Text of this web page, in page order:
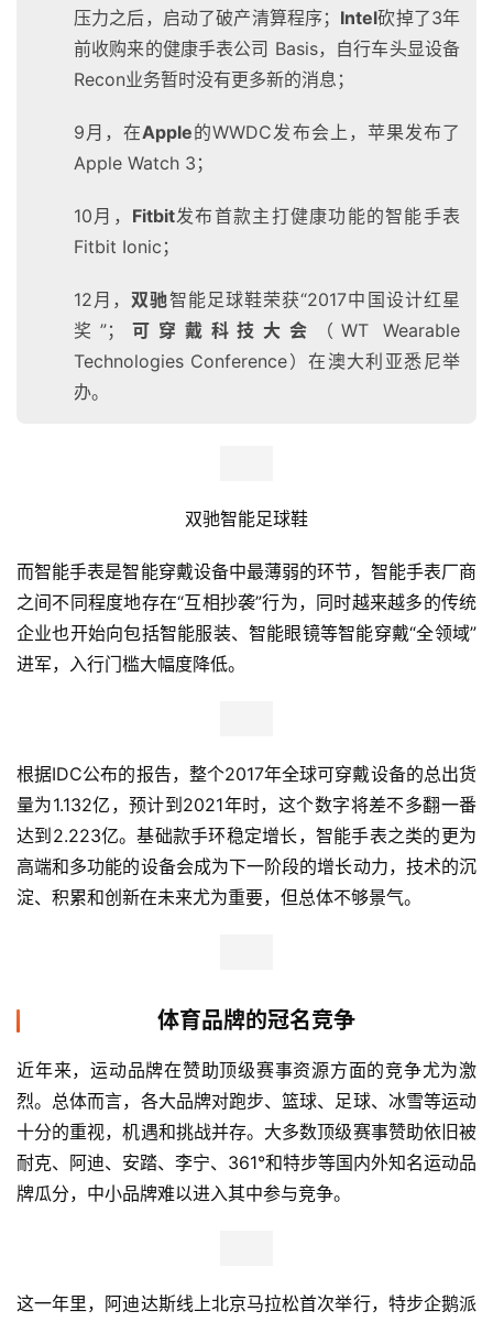
压力之后，启动了破产清算程序； Intel砍掉了3年
前收购来的健康手表公司 Basis，自行车头显设备
Recon业务暂时没有更多新的消息；
9月，在Apple的WWDC发布会上，苹果发布了
Apple Watch 3；
10月， Fitbit发布首款主打健康功能的智能手表
Fitbit Ionic；
12月， 双驰智能足球鞋荣获“2017中国设计红星
奖”；
可穿戴科技大会 （WT Wearable
Technologies Conference）在澳大利亚悉尼举
办。
双驰智能足球鞋
而智能手表是智能穿戴设备中最薄弱的环节，智能手表厂商
之间不同程度地存在“互相抄袭”行为，同时越来越多的传统
企业也开始向包括智能服装、智能眼镜等智能穿戴“全领域”
进军，入行门槛大幅度降低。
根据IDC公布的报告，整个2017年全球可穿戴设备的总出货
量为1.132亿，预计到2021年时，这个数字将差不多翻一番
达到2.223亿。基础款手环稳定增长，智能手表之类的更为
高端和多功能的设备会成为下一阶段的增长动力，技术的沉
淀、积累和创新在未来尤为重要，但总体不够景气。
体育品牌的冠名竞争
近年来，运动品牌在赞助顶级赛事资源方面的竞争尤为激
烈。总体而言，各大品牌对跑步、篮球、足球、冰雪等运动
十分的重视，机遇和挑战并存。大多数顶级赛事赞助依旧被
耐克、阿迪、安踏、李宁、361°和特步等国内外知名运动品
牌瓜分，中小品牌难以进入其中参与竞争。
这一年里，阿迪达斯线上北京马拉松首次举行，特步企鹅派